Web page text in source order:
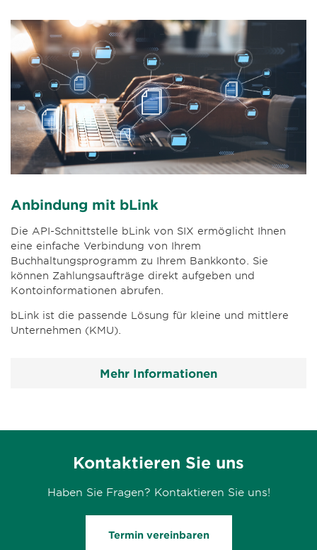
Anbindung mit bLink
Die API-Schnittstelle bLink von SIX ermöglicht Ihnen
eine einfache Verbindung von Ihrem
Buchhaltungsprogramm zu Ihrem Bankkonto. Sie
können Zahlungsaufträge direkt aufgeben und
Kontoinformationen abrufen.
bLink ist die passende Lösung für kleine und mittlere
Unternehmen (KMU).
Mehr Informationen
Kontaktieren Sie uns
Haben Sie Fragen? Kontaktieren Sie uns!
Termin vereinbaren